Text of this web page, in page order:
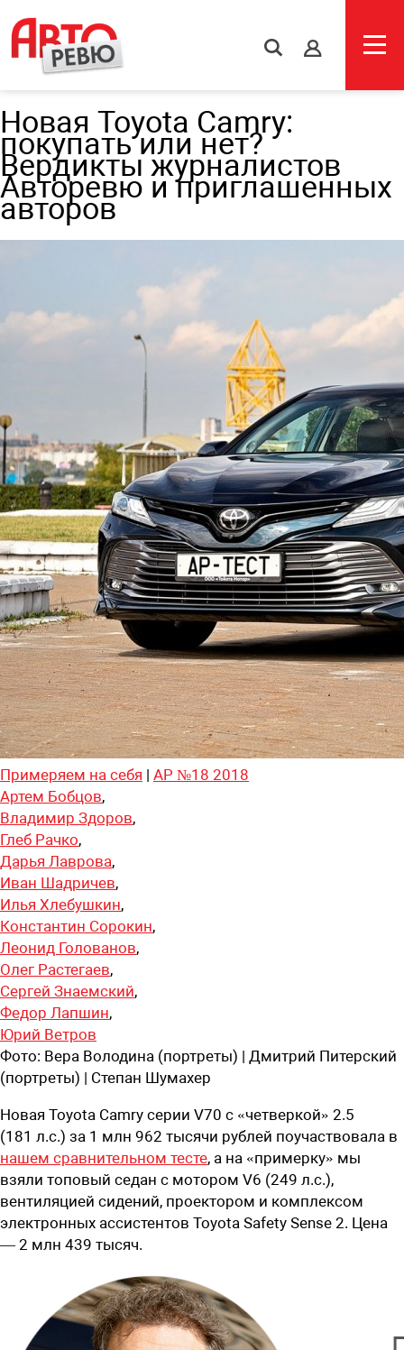
s
Новая Toyota Camry:
покупать или нет?
Вердикты журналистов
Авторевю и приглашенных
авторов
Примеряем на себя | АР №18 2018
Артем Бобцов,
Владимир Здоров,
Глеб Рачко,
Дарья Лаврова,
Иван Шадричев,
Илья Хлебушкин,
Константин Сорокин,
Леонид Голованов,
Олег Растегаев,
Сергей Знаемский,
Федор Лапшин,
Юрий Ветров
Фото: Вера Володина (портреты) | Дмитрий Питерский
(портреты) | Степан Шумахер
Новая Toyota Camry серии V70 с «четверкой» 2.5
(181 л.с.) за 1 млн 962 тысячи рублей поучаствовала в
нашем сравнительном тесте, а на «примерку» мы
взяли топовый седан с мотором V6 (249 л.с.),
вентиляцией сидений, проектором и комплексом
электронных ассистентов Toyota Safety Sense 2. Цена
— 2 млн 439 тысяч.